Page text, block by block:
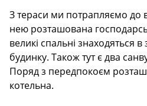
З тераси ми потрапляємо до
нею розташована
великі спальні знаходяться в
будинку. Також тут є два
Поряд з передпокоєм
котельна.